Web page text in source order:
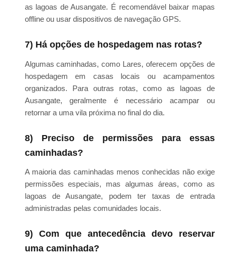
as lagoas de Ausangate. É recomendável baixar mapas
offline ou usar dispositivos de navegação GPS.
7) Há opções de hospedagem nas rotas?
Algumas caminhadas, como Lares, oferecem opções de
hospedagem em casas locais ou acampamentos
organizados. Para outras rotas, como as lagoas de
Ausangate, geralmente é necessário acampar ou
retornar a uma vila próxima no final do dia.
8) Preciso de permissões para essas
caminhadas?
A maioria das caminhadas menos conhecidas não exige
permissões especiais, mas algumas áreas, como as
lagoas de Ausangate, podem ter taxas de entrada
administradas pelas comunidades locais.
9) Com que antecedência devo reservar
uma caminhada?